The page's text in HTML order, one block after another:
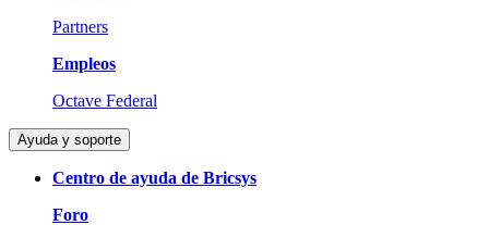
Partners
Empleos
Octave Federal
Ayuda y soporte
Centro de ayuda de Bricsys
Foro